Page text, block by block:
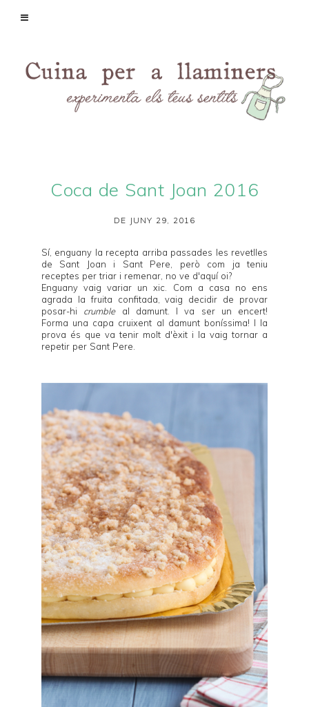
Coca de Sant Joan 2016
DE JUNY 29, 2016
Sí, enguany la recepta arriba passades les revetlles
de Sant Joan i Sant Pere, però com ja teniu
receptes per triar i remenar, no ve d'aquí oi?
Enguany vaig variar un xic. Com a casa no ens
agrada la fruita confitada, vaig decidir de provar
posar-hi crumbleal damunt. I va ser un encert!
Forma una capa cruixent al damunt boníssima! I la
prova és que va tenir molt d'èxit i la vaig tornar a
repetir per Sant Pere.